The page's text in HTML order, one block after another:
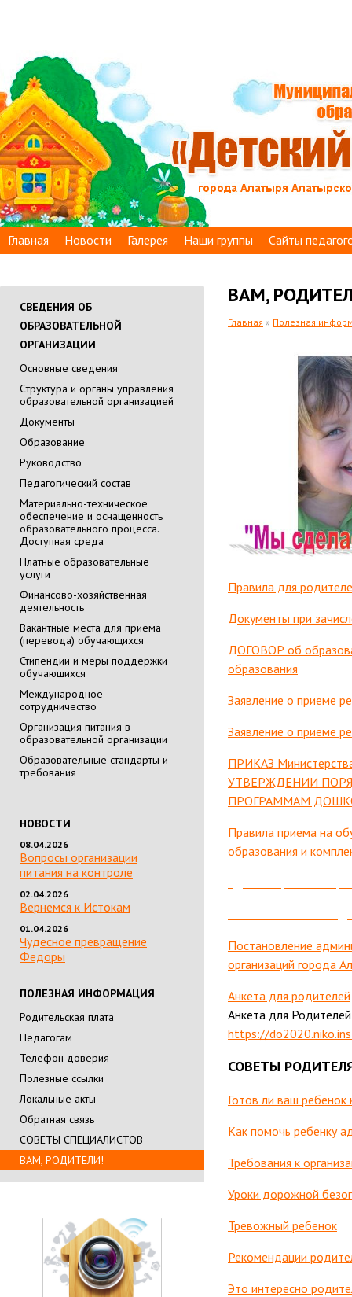
Главная Новости Галерея Наши группы Сайты
СВЕДЕНИЯ ОБ
ОБРАЗОВАТЕЛЬНОЙ
ОРГАНИЗАЦИИ
Основные сведения
Cтруктура и органы управления
образовательной организацией
Документы
Образование
Руководство
Педагогический состав
Материально-техническое
обеспечение и оснащенность
образовательного процесса.
Доступная среда
Платные образовательные
услуги
Финансово-хозяйственная
деятельность
Вакантные места для приема
(перевода) обучающихся
Стипендии и меры поддержки
обучающихся
Международное
сотрудничество
Организация питания в
образовательной организации
Образовательные стандарты и
требования
НОВОСТИ
08.04.2026
Вопросы организации
питания на контроле
02.04.2026
Вернемся к Истокам
01.04.2026
Чудесное превращение
Федоры
ПОЛЕЗНАЯ ИНФОРМАЦИЯ
Родительская плата
Педагогам
Телефон доверия
Полезные ссылки
Локальные акты
Обратная связь
СОВЕТЫ СПЕЦИАЛИСТОВ
ВАМ, РОДИТЕЛИ!
ВАМ,
Главная » Полезная
Правила для
Документы при
ДОГОВОР об
образования
Заявление о приеме
Заявление о приеме
ПРИКАЗ
УТВЕРЖДЕНИИ
ПРОГРАММАМ
Правила приема на
образования и
Постановление
организаций города
Анкета для родителей
Анкета для
https://
СОВЕТЫ
Готов ли ваш ребенок
Как помочь ребенку
Требования к
Уроки дорожной
Тревожный ребенок
Рекомендации
Это интересно